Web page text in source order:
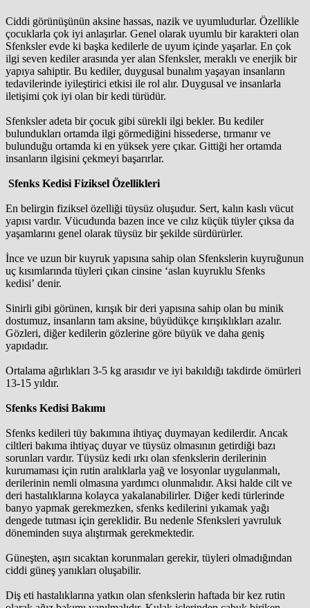
Ciddi görünüşünün aksine hassas, nazik ve uyumludurlar. Özellikle
çocuklarla çok iyi anlaşırlar. Genel olarak uyumlu bir karakteri olan
Sfenksler evde ki başka kedilerle de uyum içinde yaşarlar. En çok
ilgi seven kediler arasında yer alan Sfenksler, meraklı ve enerjik bir
yapıya sahiptir. Bu kediler, duygusal bunalım yaşayan insanların
tedavilerinde iyileştirici etkisi ile rol alır. Duygusal ve insanlarla
iletişimi çok iyi olan bir kedi türüdür.
Sfenksler adeta bir çocuk gibi sürekli ilgi bekler. Bu kediler
bulundukları ortamda ilgi görmediğini hissederse, tırmanır ve
bulunduğu ortamda ki en yüksek yere çıkar. Gittiği her ortamda
insanların ilgisini çekmeyi başarırlar.
Sfenks Kedisi Fiziksel Özellikleri
En belirgin fiziksel özelliği tüysüz oluşudur. Sert, kalın kaslı vücut
yapısı vardır. Vücudunda bazen ince ve cılız küçük tüyler çıksa da
yaşamlarını genel olarak tüysüz bir şekilde sürdürürler.
İnce ve uzun bir kuyruk yapısına sahip olan Sfenkslerin kuyruğunun
uç kısımlarında tüyleri çıkan cinsine ‘aslan kuyruklu Sfenks
kedisi’ denir.
Sinirli gibi görünen, kırışık bir deri yapısına sahip olan bu minik
dostumuz, insanların tam aksine, büyüdükçe kırışıklıkları azalır.
Gözleri, diğer kedilerin gözlerine göre büyük ve daha geniş
yapıdadır.
Ortalama ağırlıkları 3-5 kg arasıdır ve iyi bakıldığı takdirde ömürleri
13-15 yıldır.
Sfenks Kedisi Bakımı
Sfenks kedileri tüy bakımına ihtiyaç duymayan kedilerdir. Ancak
ciltleri bakıma ihtiyaç duyar ve tüysüz olmasının getirdiği bazı
sorunları vardır. Tüysüz kedi ırkı olan sfenkslerin derilerinin
kurumaması için rutin aralıklarla yağ ve losyonlar uygulanmalı,
derilerinin nemli olmasına yardımcı olunmalıdır. Aksi halde cilt ve
deri hastalıklarına kolayca yakalanabilirler. Diğer kedi türlerinde
banyo yapmak gerekmezken, sfenks kedilerini yıkamak yağı
dengede tutması için gereklidir. Bu nedenle Sfenksleri yavruluk
döneminden suya alıştırmak gerekmektedir.
Güneşten, aşırı sıcaktan korunmaları gerekir, tüyleri olmadığından
ciddi güneş yanıkları oluşabilir.
Diş eti hastalıklarına yatkın olan sfenkslerin haftada bir kez rutin